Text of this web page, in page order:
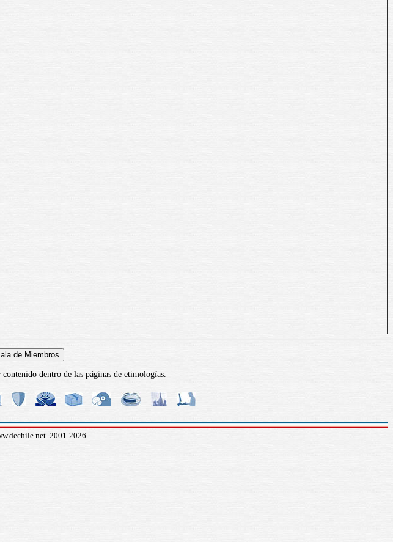
dentro de las páginas de etimologías.
2001-2026